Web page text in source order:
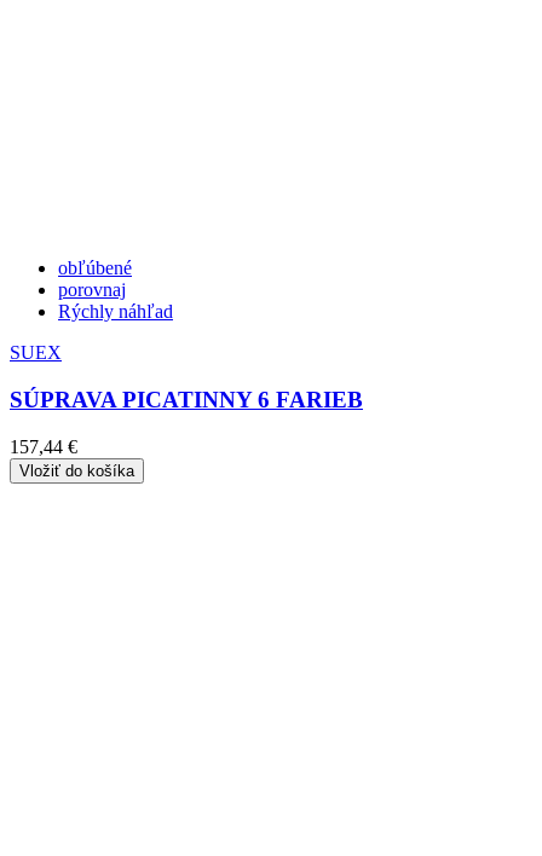
obľúbené
porovnaj
Rýchly náhľad
SUEX
SÚPRAVA PICATINNY 6 FARIEB
157,44 €
Vložiť do košíka